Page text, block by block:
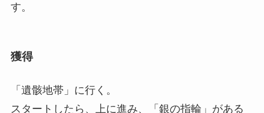
す。
獲得
「遺骸地帯」に行く。
スタートしたら、上に進み、「銀の指輪」がある